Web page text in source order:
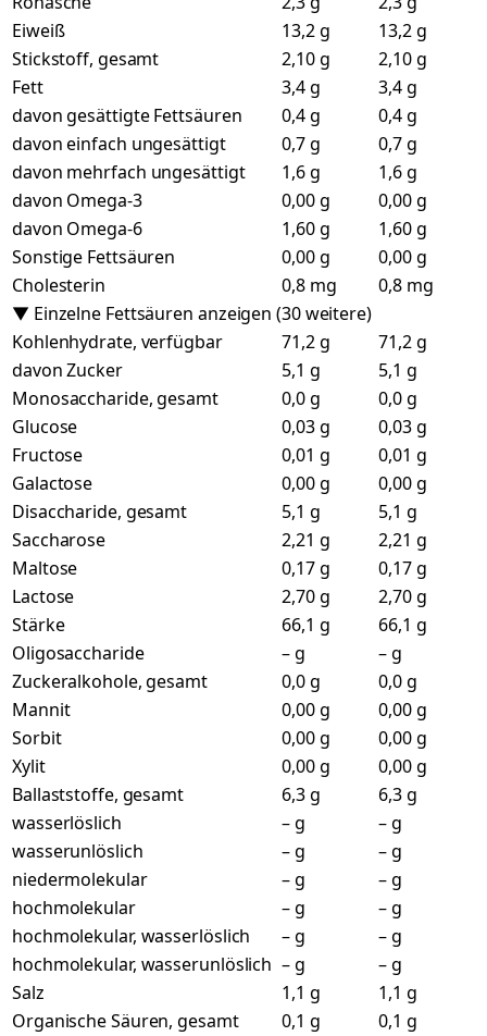
Eiweiß
13,2 g
13,2 g
Stickstoff, gesamt
2,10 g
2,10 g
Fett
3,4 g
3,4 g
davon gesättigte Fettsäuren
0,4 g
0,4 g
davon einfach ungesättigt
0,7 g
0,7 g
davon mehrfach ungesättigt
1,6 g
1,6 g
davon Omega-3
0,00 g
0,00 g
davon Omega-6
1,60 g
1,60 g
Sonstige Fettsäuren
0,00 g
0,00 g
Cholesterin
0,8 mg
0,8 mg
▼ Einzelne Fettsäuren anzeigen (30 weitere)
Kohlenhydrate, verfügbar
71,2 g
71,2 g
davon Zucker
5,1 g
5,1 g
Monosaccharide, gesamt
0,0 g
0,0 g
Glucose
0,03 g
0,03 g
Fructose
0,01 g
0,01 g
Galactose
0,00 g
0,00 g
Disaccharide, gesamt
5,1 g
5,1 g
Saccharose
2,21 g
2,21 g
Maltose
0,17 g
0,17 g
Lactose
2,70 g
2,70 g
Stärke
66,1 g
66,1 g
Oligosaccharide
– g
– g
Zuckeralkohole, gesamt
0,0 g
0,0 g
Mannit
0,00 g
0,00 g
Sorbit
0,00 g
0,00 g
Xylit
0,00 g
0,00 g
Ballaststoffe, gesamt
6,3 g
6,3 g
wasserlöslich
– g
– g
wasserunlöslich
– g
– g
niedermolekular
– g
– g
hochmolekular
– g
– g
hochmolekular, wasserlöslich
– g
– g
hochmolekular, wasserunlöslich – g
– g
Salz
1,1 g
1,1 g
Organische Säuren, gesamt
0,1 g
0,1 g